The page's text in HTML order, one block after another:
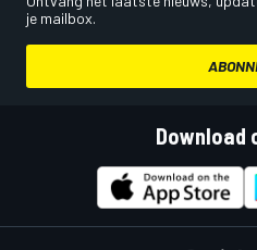
je mailbox.
Download